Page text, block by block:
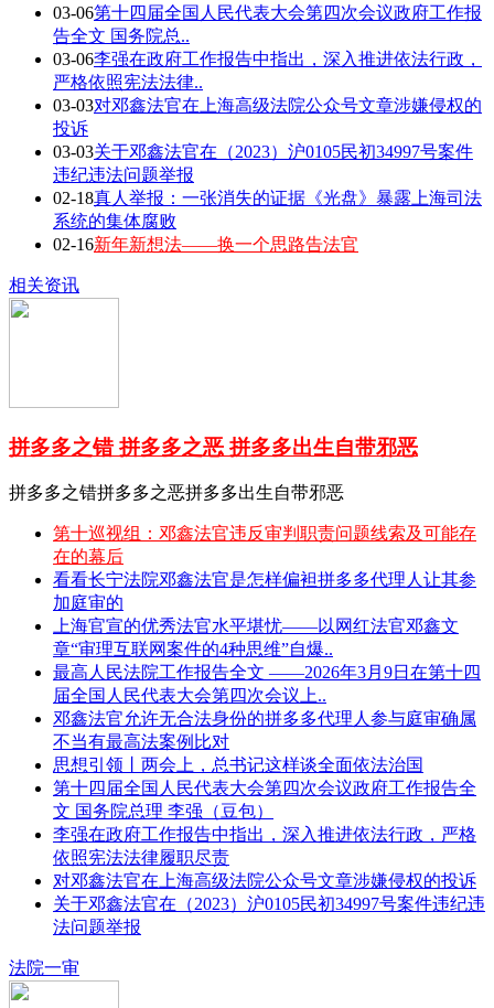
03-06第十四届全国人民代表大会第四次会议政府工作报
告全文 国务院总..
03-06李强在政府工作报告中指出，深入推进依法行政，
严格依照宪法法律..
03-03对邓鑫法官在上海高级法院公众号文章涉嫌侵权的
投诉
03-03关于邓鑫法官在（2023）沪0105民初34997号案件
违纪违法问题举报
02-18真人举报：一张消失的证据《光盘》暴露上海司法
系统的集体腐败
02-16新年新想法——换一个思路告法官
相关资讯
拼多多之错 拼多多之恶 拼多多出生自带邪恶
拼多多之错拼多多之恶拼多多出生自带邪恶
第十巡视组：邓鑫法官违反审判职责问题线索及可能存
在的幕后
看看长宁法院邓鑫法官是怎样偏袒拼多多代理人让其参
加庭审的
上海官宣的优秀法官水平堪忧——以网红法官邓鑫文
章“审理互联网案件的4种思维”自爆..
最高人民法院工作报告全文 ——2026年3月9日在第十四
届全国人民代表大会第四次会议上..
邓鑫法官允许无合法身份的拼多多代理人参与庭审确属
不当有最高法案例比对
思想引领丨两会上，总书记这样谈全面依法治国
第十四届全国人民代表大会第四次会议政府工作报告全
文 国务院总理 李强（豆包）
李强在政府工作报告中指出，深入推进依法行政，严格
依照宪法法律履职尽责
对邓鑫法官在上海高级法院公众号文章涉嫌侵权的投诉
关于邓鑫法官在（2023）沪0105民初34997号案件违纪违
法问题举报
法院一审